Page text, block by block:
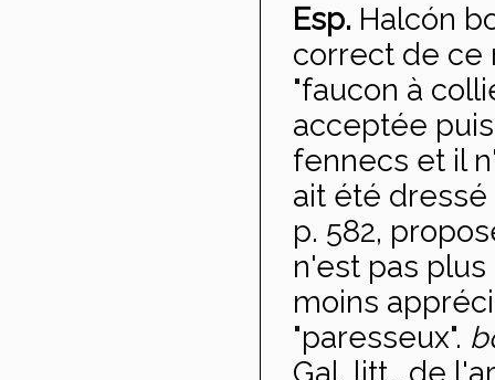
Esp. Halcón
correct de ce
"faucon à
acceptée
fennecs et il
ait été dressé
p. 582,
n'est pas
moins
"paresseux".
Gal. litt., de